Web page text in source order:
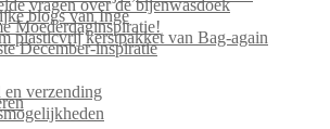
vragen over de bijenwasdoek
blogs van Inge
Moederdaginspiratie!
plasticvrij kerstpakket van Bag-again
December-inspiratie
verzending